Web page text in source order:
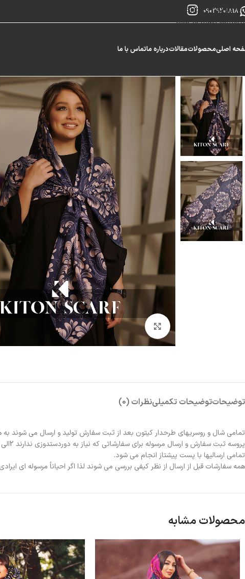
Skip to navigation
Skip to main content
09029201818
اصلیمحصولاتمقالاتدرباره ماتماس با ما
بزرگنمایی تصویر
توضیحاتتوضیحات تکمیلینظرات (0)
تمامی شال و روسریهای طرحدار کیتون بعد از ثبت سفارش تولید و ارسال می شوند
پروسه ثبت سفارش و ارسال مرسوله برای سفارشاتی که نیاز به دوردستدوزی ندارند 2الی 3روز و برای سفارشاتی که نیاز به دوردستدوزی دارند حدوداً یک هفته زمانبر خواهد بود.
تمامی ارسالیها با پست پیشتاز انجام می شود.
همه سفارشات قبل از ارسال از نظر کیفی بررسی می شوند لذا اگر احیاناً مرسوله ای
محصولات مشابه